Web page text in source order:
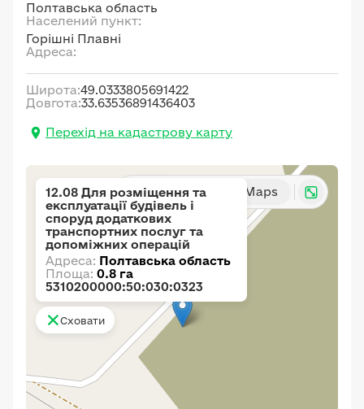
Полтавська область
Населений пункт:
Горішні Плавні
Адреса:
Широта:49.0333805691422
Довгота:33.63536891436403
Перехід на кадастрову карту
Карта Google Maps
12.08 Для розміщення та
експлуатації будівель і
споруд додаткових
транспортних послуг та
допоміжних операцій
Адреса: Полтавська область
Площа: 0.8 га
5310200000:50:030:0323
Сховати